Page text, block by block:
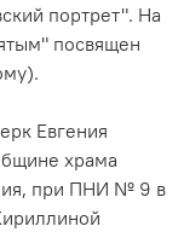
портрет". На
посвящен
Евгения
храма
при ПНИ № 9 в